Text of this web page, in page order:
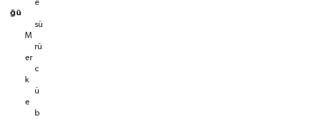
ğü
M
er
k
e
e
sü
rü
c
ü
b